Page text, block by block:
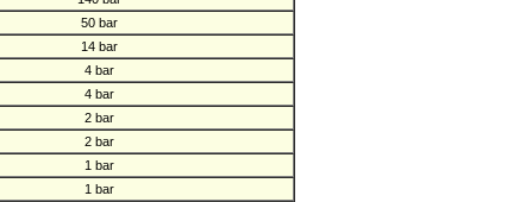
50 bar
14 bar
4 bar
4 bar
2 bar
2 bar
1 bar
1 bar